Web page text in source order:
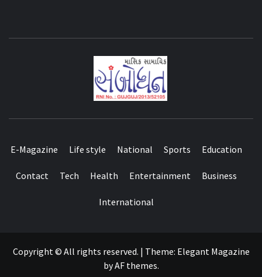
E-Magazine Life style National Sports Education
Contact Tech Health Entertainment Business
International
Copyright © All rights reserved. | Theme: Elegant Magazine
byAF themes.